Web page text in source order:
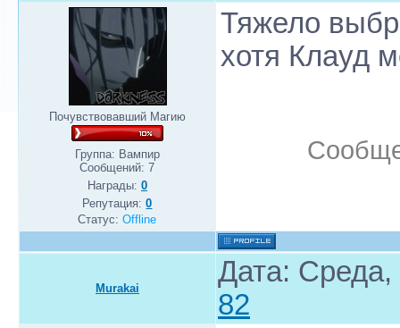
Почувствовавший Магию
Группа: Вампир
Сообщений:7
Награды: 0
Репутация:0
Статус:Offline
Тяжело
хотя Клауд
Murakai
Дата:
82